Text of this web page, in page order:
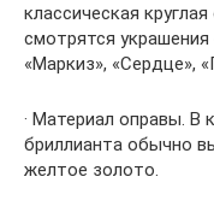
классическая
смотрятся
«Маркиз», «Сердце»,
· Материал оправы. В
бриллианта обычно
желтое золото.